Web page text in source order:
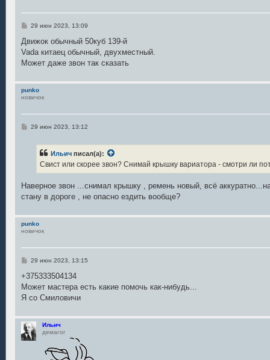
С
о
щ
е
е
29 июн 2023, 13:09
Движок обычный 50куб 139-й
Vada китаец обычный, двухместный.
Может даже звон так сказать
punko
новичок
С
е
29 июн 2023, 13:12
Ильич писал(а):
Свист или скорее звон? Снимай крышку вариатора - смотри ли
Наверное звон ...снимал крышку , ремень новый, всё
стану в дороге , не опасно ездить вообще?
punko
новичок
С
о
щ
е
е
29 июн 2023, 13:15
+375333504134
Может мастера есть какие помочь как-нибудь...
Я со Смиловичи
Ильич
демагог